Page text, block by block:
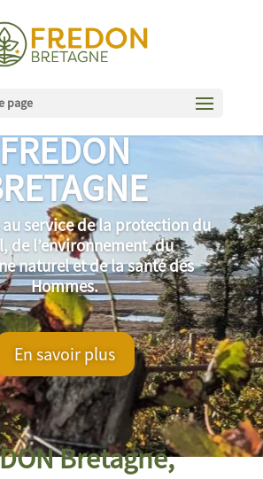
page
FREDON
au service de la protection du
de l’environnement, du
naturel et de la santé des
Hommes.
En savoir plus
Bretagne,